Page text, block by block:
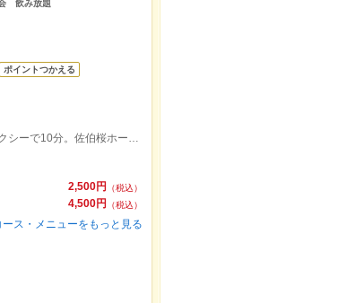
飲み放題
ポイントつかえる
佐伯インターチェンジからお車で15分JR佐伯駅からタクシーで10分。佐伯桜ホールから徒歩５分 市役所から徒歩５分
2,500円
（税込）
4,500円
（税込）
ース・メニューをもっと見る